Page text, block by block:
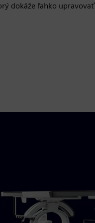
dokáže ľahko upravovať